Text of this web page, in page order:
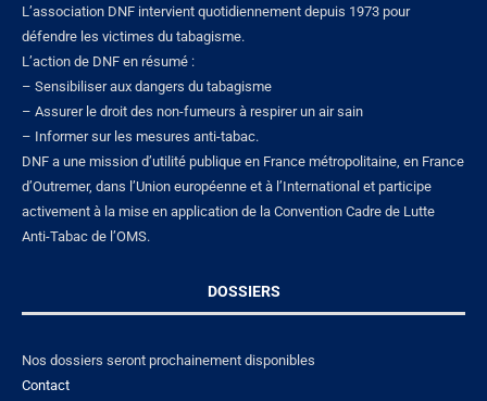
L’association DNF intervient quotidiennement depuis 1973 pour
défendre les victimes du tabagisme.
L’action de DNF en résumé :
– Sensibiliser aux dangers du tabagisme
– Assurer le droit des non-fumeurs à respirer un air sain
– Informer sur les mesures anti-tabac.
DNF a une mission d’utilité publique en France métropolitaine, en France
d’Outremer, dans l’Union européenne et à l’International et participe
activement à la mise en application de la Convention Cadre de Lutte
Anti-Tabac de l’OMS.
DOSSIERS
Nos dossiers seront prochainement disponibles
Contact